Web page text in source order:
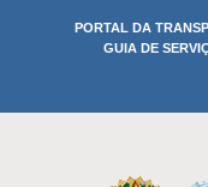
PORTAL DA
GUIA DE